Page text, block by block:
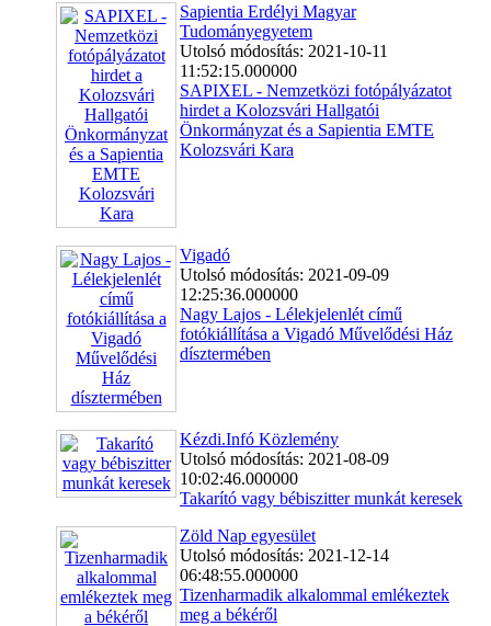
Sapientia Erdélyi Magyar
Tudományegyetem
Utolsó módosítás: 2021-10-11
11:52:15.000000
SAPIXEL - Nemzetközi fotópályázatot
hirdet a Kolozsvári Hallgatói
Önkormányzat és a Sapientia EMTE
Kolozsvári Kara
Vigadó
Utolsó módosítás: 2021-09-09
12:25:36.000000
Nagy Lajos - Lélekjelenlét című
fotókiállítása a Vigadó Művelődési Ház
dísztermében
Kézdi.Infó Közlemény
Utolsó módosítás: 2021-08-09
10:02:46.000000
Takarító vagy bébiszitter munkát keresek
Zöld Nap egyesület
Utolsó módosítás: 2021-12-14
06:48:55.000000
Tizenharmadik alkalommal emlékeztek
meg a békéről